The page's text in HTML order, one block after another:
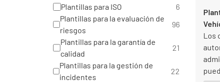
Plantillas para ISO
6
Plantillas para la evaluación de
riesgos
96
Plantillas para la garantía de
calidad
21
Plantillas para la gestión de
incidentes
22
Los